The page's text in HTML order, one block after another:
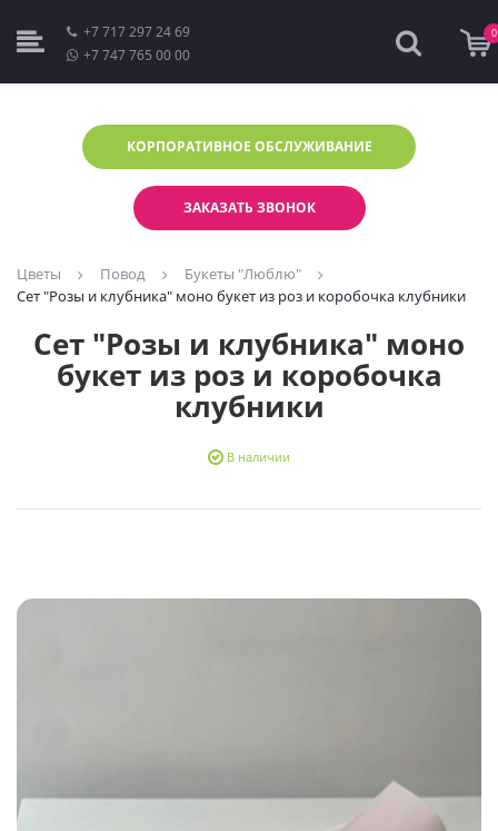
+7 717 297 24 69
+7 747 765 00 00
0
КОРПОРАТИВНОЕ ОБСЛУЖИВАНИЕ
ЗАКАЗАТЬ ЗВОНОК
Цветы Повод
Букеты "Люблю"
Сет "Розы и клубника" моно букет из роз и коробочка клубники
Сет "Розы и клубника" моно
букет из роз и коробочка
клубники
В наличии